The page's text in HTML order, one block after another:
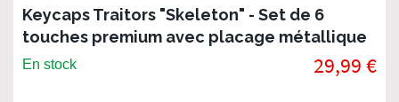
Keycaps Traitors "Skeleton" - Set de 6
touches premium avec placage métallique
En stock 29,99 €